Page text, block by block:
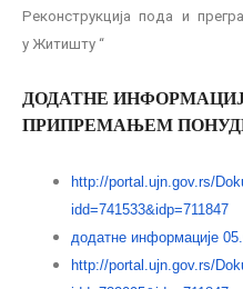
Реконструкција пода и
у Житишту “
ДОДАТНЕ
ПРИПРЕМАЊЕМ
http://portal.ujn.gov.rs/
idd=741533&idp=711847
додатне информације
http://portal.ujn.gov.rs/